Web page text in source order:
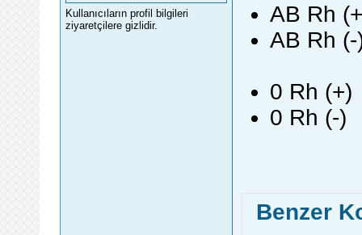
Kullanıcıların profil bilgileri
ziyaretçilere gizlidir.
AB Rh
AB Rh (-
0 Rh (+)
0 Rh (-)
Benzer